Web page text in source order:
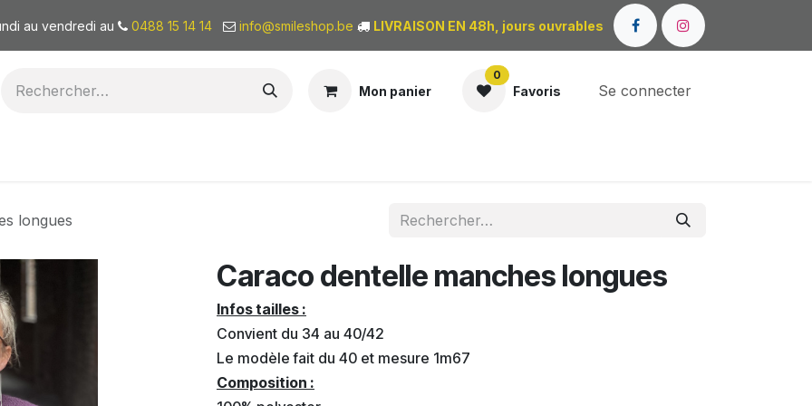
au vendredi au 0488 15 14 14 info@smileshop.be LIVRAISON EN 48h, jours ouvrables
Mon panier
0
Favoris Se connecter
longues
Caraco dentelle manches longues
Infos tailles :
Convient du 34 au 40/42
Le modèle fait du 40 et mesure 1m67
Composition :